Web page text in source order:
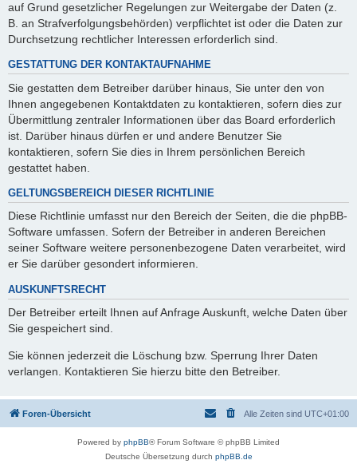
auf Grund gesetzlicher Regelungen zur Weitergabe der Daten (z.
B. an Strafverfolgungsbehörden) verpflichtet ist oder die Daten zur
Durchsetzung rechtlicher Interessen erforderlich sind.
GESTATTUNG DER KONTAKTAUFNAHME
Sie gestatten dem Betreiber darüber hinaus, Sie unter den von
Ihnen angegebenen Kontaktdaten zu kontaktieren, sofern dies zur
Übermittlung zentraler Informationen über das Board erforderlich
ist. Darüber hinaus dürfen er und andere Benutzer Sie
kontaktieren, sofern Sie dies in Ihrem persönlichen Bereich
gestattet haben.
GELTUNGSBEREICH DIESER RICHTLINIE
Diese Richtlinie umfasst nur den Bereich der Seiten, die die phpBB-
Software umfassen. Sofern der Betreiber in anderen Bereichen
seiner Software weitere personenbezogene Daten verarbeitet, wird
er Sie darüber gesondert informieren.
AUSKUNFTSRECHT
Der Betreiber erteilt Ihnen auf Anfrage Auskunft, welche Daten über
Sie gespeichert sind.
Sie können jederzeit die Löschung bzw. Sperrung Ihrer Daten
verlangen. Kontaktieren Sie hierzu bitte den Betreiber.
Foren-Übersicht Alle Zeiten sind UTC+01:00
Powered by phpBB® Forum Software © phpBB Limited
Deutsche Übersetzung durch phpBB.de